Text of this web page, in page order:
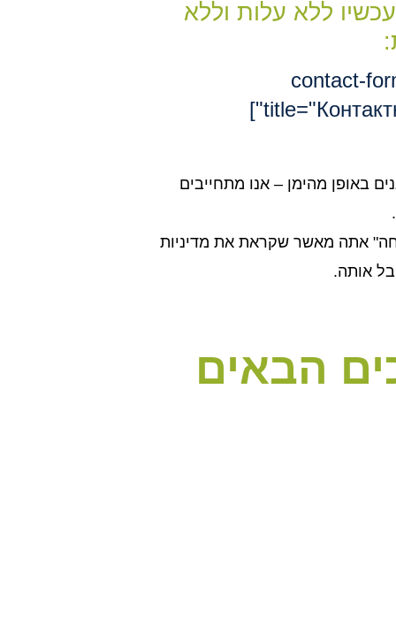
ללא עלות וללא
[contact-
באופן מהימן – אנו מתחייבים
אתה מאשר שקראת את מדיניות
אותה.
הבאים